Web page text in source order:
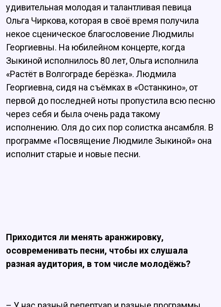
удивительная молодая и талантливая певица
Ольга Чиркова, которая в своё время получила
некое сценическое благословение Людмилы
Георгиевны. На юбилейном концерте, когда
Зыкиной исполнилось 80 лет, Ольга исполнила
«Растёт в Волгограде берёзка». Людмила
Георгиевна, сидя на съёмках в «Останкино», от
первой до последней ноты пропустила всю песню
через себя и была очень рада такому
исполнению. Оля до сих пор солистка ансамбля. В
программе «Посвящение Людмиле Зыкиной» она
исполнит старые и новые песни.
Приходится ли менять аранжировку,
осовременивать песни, чтобы их слушала
разная аудитория, в том числе молодёжь?